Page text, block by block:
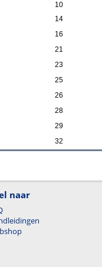
10
14
16
21
23
25
26
28
29
32
naar